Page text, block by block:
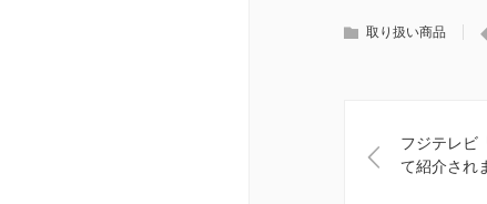
取り扱い商品
フジテレビ
て紹介され